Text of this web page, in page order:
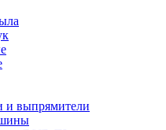
выпрямители